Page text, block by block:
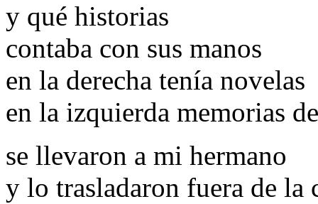
y qué historias
contaba con sus manos
en la derecha tenía novelas
en la izquierda memorias
se llevaron a mi hermano
y lo trasladaron fuera de la